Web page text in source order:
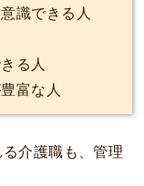
識できる人
る人
富な人
介護職も、管理